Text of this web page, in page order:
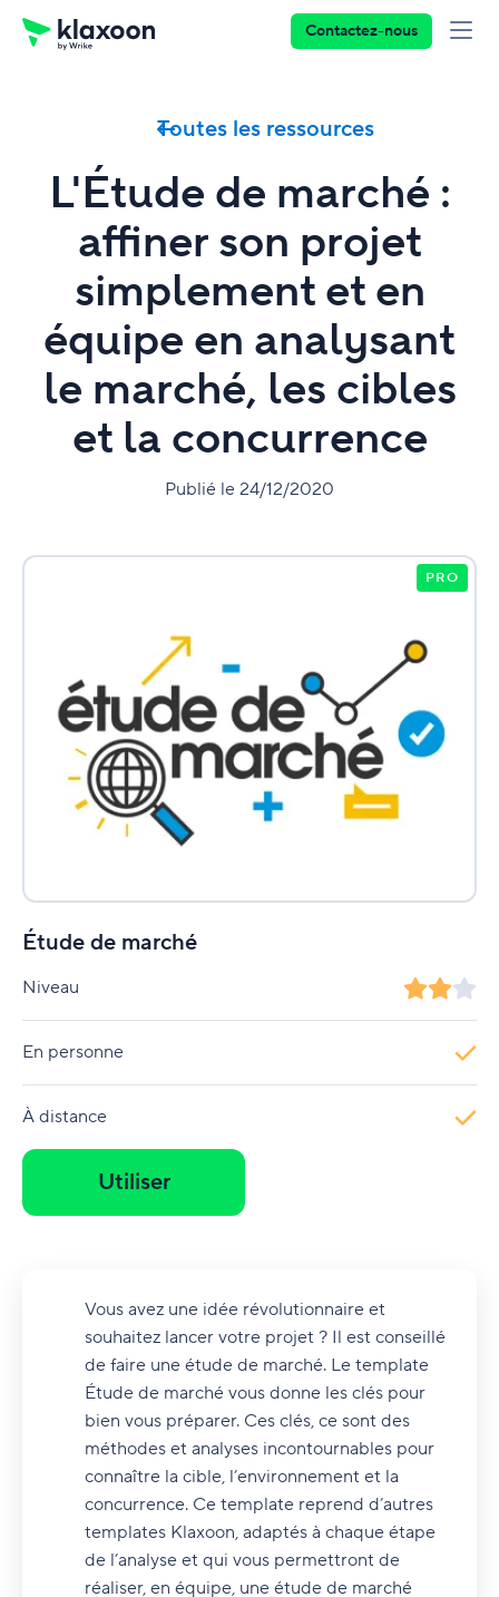
Contactez-nous
Toutes les ressources
L'Étude de marché :
affiner son projet
simplement et en
équipe en analysant
le marché, les cibles
et la concurrence
Publié le 24/12/2020
PRO
Étude de marché
Niveau
En personne
À distance
Utiliser
Vous avez une idée révolutionnaire et
souhaitez lancer votre projet ? Il est conseillé
de faire une étude de marché. Le template
Étude de marché vous donne les clés pour
bien vous préparer. Ces clés, ce sont des
méthodes et analyses incontournables pour
connaître la cible, l’environnement et la
concurrence. Ce template reprend d’autres
templates Klaxoon, adaptés à chaque étape
de l’analyse et qui vous permettront de
réaliser, en équipe, une étude de marché